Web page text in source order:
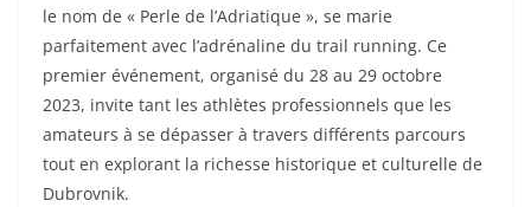
le nom de « Perle de l’Adriatique », se marie
parfaitement avec l’adrénaline du trail running. Ce
premier événement, organisé du 28 au 29 octobre
2023, invite tant les athlètes professionnels que les
amateurs à se dépasser à travers différents parcours
tout en explorant la richesse historique et culturelle de
Dubrovnik.